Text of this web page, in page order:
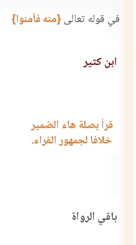
في قوله تعالى{منه فآمنوا}
ابن كثير
قرأ بصلة هاء الضمير
خلافا لجمهور القراء.
باقي الرواة